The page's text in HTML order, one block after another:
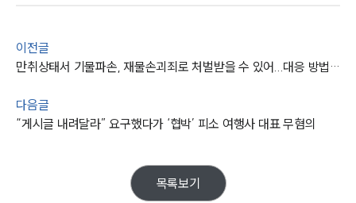
그룹소개
오시는 길
통합검색
AI대륜
이전글
만취상태서 기물파손, 재물손괴죄로 처벌받을 수 있어...대응 방법은?
다음글
“게시글 내려달라” 요구했다가 ‘협박’ 피소 여행사 대표 무혐의
목록보기